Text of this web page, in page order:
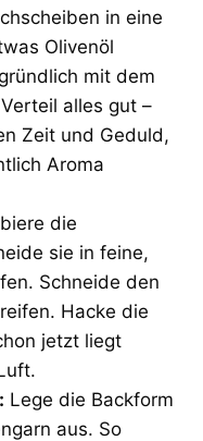
in eine
Olivenöl
mit dem
alles gut –
Zeit und Geduld,
Aroma
die
sie in feine,
Schneide den
Hacke die
jetzt liegt
Lege die Backform
aus. So